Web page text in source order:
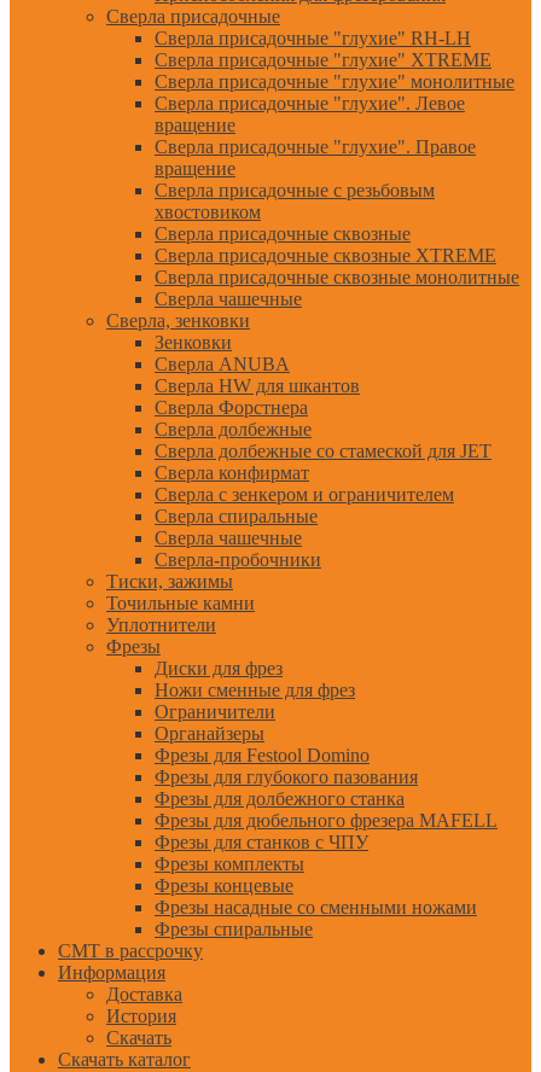
Сверла присадочные
Сверла присадочные "глухие" RH-LH
Сверла присадочные "глухие" XTREME
Сверла присадочные "глухие" монолитные
Сверла присадочные "глухие". Левое
вращение
Сверла присадочные "глухие". Правое
вращение
Сверла присадочные с резьбовым
хвостовиком
Сверла присадочные сквозные
Сверла присадочные сквозные XTREME
Сверла присадочные сквозные монолитные
Сверла чашечные
Сверла, зенковки
Зенковки
Сверла ANUBA
Сверла HW для шкантов
Сверла Форстнера
Сверла долбежные
Сверла долбежные со стамеской для JET
Сверла конфирмат
Сверла с зенкером и ограничителем
Сверла спиральные
Сверла чашечные
Сверла-пробочники
Тиски, зажимы
Точильные камни
Уплотнители
Фрезы
Диски для фрез
Ножи сменные для фрез
Ограничители
Органайзеры
Фрезы для Festool Domino
Фрезы для глубокого пазования
Фрезы для долбежного станка
Фрезы для дюбельного фрезера MAFELL
Фрезы для станков с ЧПУ
Фрезы комплекты
Фрезы концевые
Фрезы насадные со сменными ножами
Фрезы спиральные
CMT в рассрочку
Информация
Доставка
История
Скачать
Скачать каталог